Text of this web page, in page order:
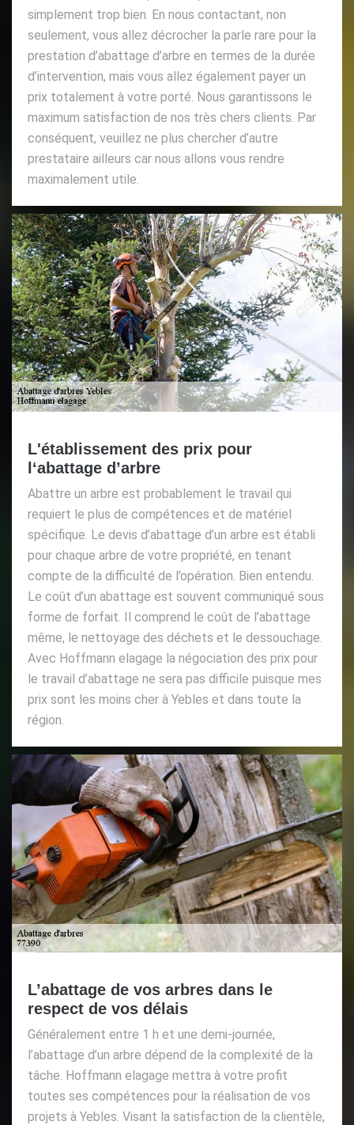
simplement trop bien. En nous contactant, non
seulement, vous allez décrocher la parle rare pour la
prestation d’abattage d’arbre en termes de la durée
d’intervention, mais vous allez également payer un
prix totalement à votre porté. Nous garantissons le
maximum satisfaction de nos très chers clients. Par
conséquent, veuillez ne plus chercher d’autre
prestataire ailleurs car nous allons vous rendre
maximalement utile.
L'établissement des prix pour
l‘abattage d’arbre
Abattre un arbre est probablement le travail qui
requiert le plus de compétences et de matériel
spécifique. Le devis d’abattage d’un arbre est établi
pour chaque arbre de votre propriété, en tenant
compte de la difficulté de l’opération. Bien entendu.
Le coût d’un abattage est souvent communiqué sous
forme de forfait. Il comprend le coût de l’abattage
même, le nettoyage des déchets et le dessouchage.
Avec Hoffmann elagage la négociation des prix pour
le travail d’abattage ne sera pas difficile puisque mes
prix sont les moins cher à Yebles et dans toute la
région.
L’abattage de vos arbres dans le
respect de vos délais
Généralement entre 1 h et une demi-journée,
l’abattage d’un arbre dépend de la complexité de la
tâche. Hoffmann elagage mettra à votre profit
toutes ses compétences pour la réalisation de vos
projets à Yebles. Visant la satisfaction de la clientèle,